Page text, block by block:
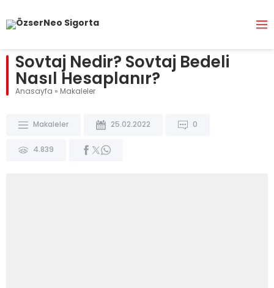
Sovtaj Nedir? Sovtaj Bedeli
Nasıl Hesaplanır?
Anasayfa » Makaleler
Makaleler 25.02.2022 0
4.839